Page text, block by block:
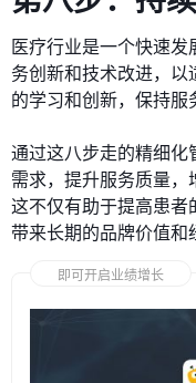
医疗行业是一个快速
务创新和技术改进，
的学习和创新，保持服
通过这八步走的精细
需求，提升服务质量，
这不仅有助于提高患
带来长期的品牌价值和
即可开启业绩增长